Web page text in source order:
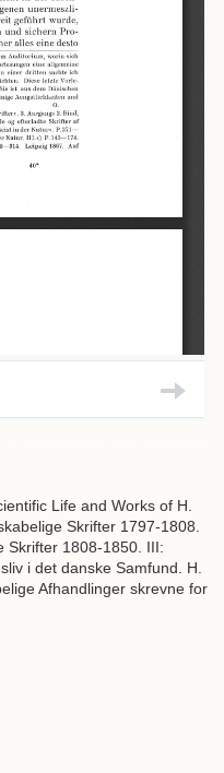
Life and Works of H.
Skrifter 1797-1808.
Skrifter 1808-1850. III:
i det danske Samfund. H.
Afhandlinger skrevne for